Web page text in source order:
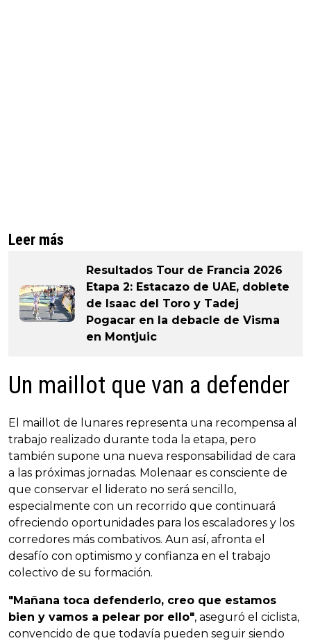
Leer más
Resultados Tour de Francia 2026
Etapa 2: Estacazo de UAE, doblete
de Isaac del Toro y Tadej
Pogacar en la debacle de Visma
en Montjuic
Un maillot que van a defender
El maillot de lunares representa una recompensa al
trabajo realizado durante toda la etapa, pero
también supone una nueva responsabilidad de cara
a las próximas jornadas. Molenaar es consciente de
que conservar el liderato no será sencillo,
especialmente con un recorrido que continuará
ofreciendo oportunidades para los escaladores y los
corredores más combativos. Aun así, afronta el
desafío con optimismo y confianza en el trabajo
colectivo de su formación.
"Mañana toca defenderlo, creo que estamos
bien y vamos a pelear por ello", aseguró el ciclista,
convencido de que todavía pueden seguir siendo